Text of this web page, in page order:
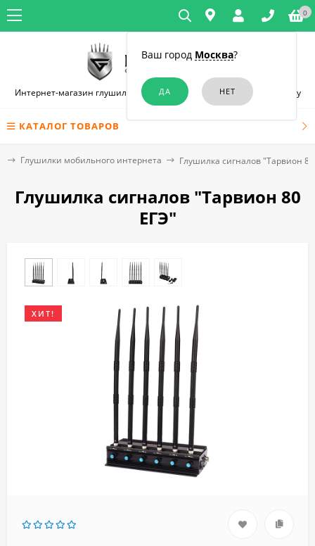
Ваш город Москва?
0
Интернет-магазин глушилок связи и диктофонов в Ростове-на-Дону
КАТАЛОГ ТОВАРОВ
Глушилки мобильного интернета Глушилка сигналов "Тарвион
Глушилка сигналов "Тарвион ​80
ЕГЭ"
ХИТ!